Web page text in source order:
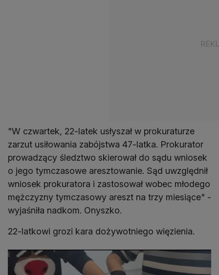
"W czwartek, 22-latek usłyszał w prokuraturze
zarzut usiłowania zabójstwa 47-latka. Prokurator
prowadzący śledztwo skierował do sądu wniosek
o jego tymczasowe aresztowanie. Sąd uwzględnił
wniosek prokuratora i zastosował wobec młodego
mężczyzny tymczasowy areszt na trzy miesiące" -
wyjaśniła nadkom. Onyszko.
22-latkowi grozi kara dożywotniego więzienia.